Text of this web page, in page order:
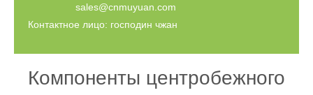
sales@cnmuyuan.com
Контактное лицо: господин чжан
Компоненты центробежного